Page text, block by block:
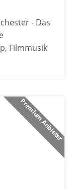
- Das
Filmmusik
Premium Anbieter